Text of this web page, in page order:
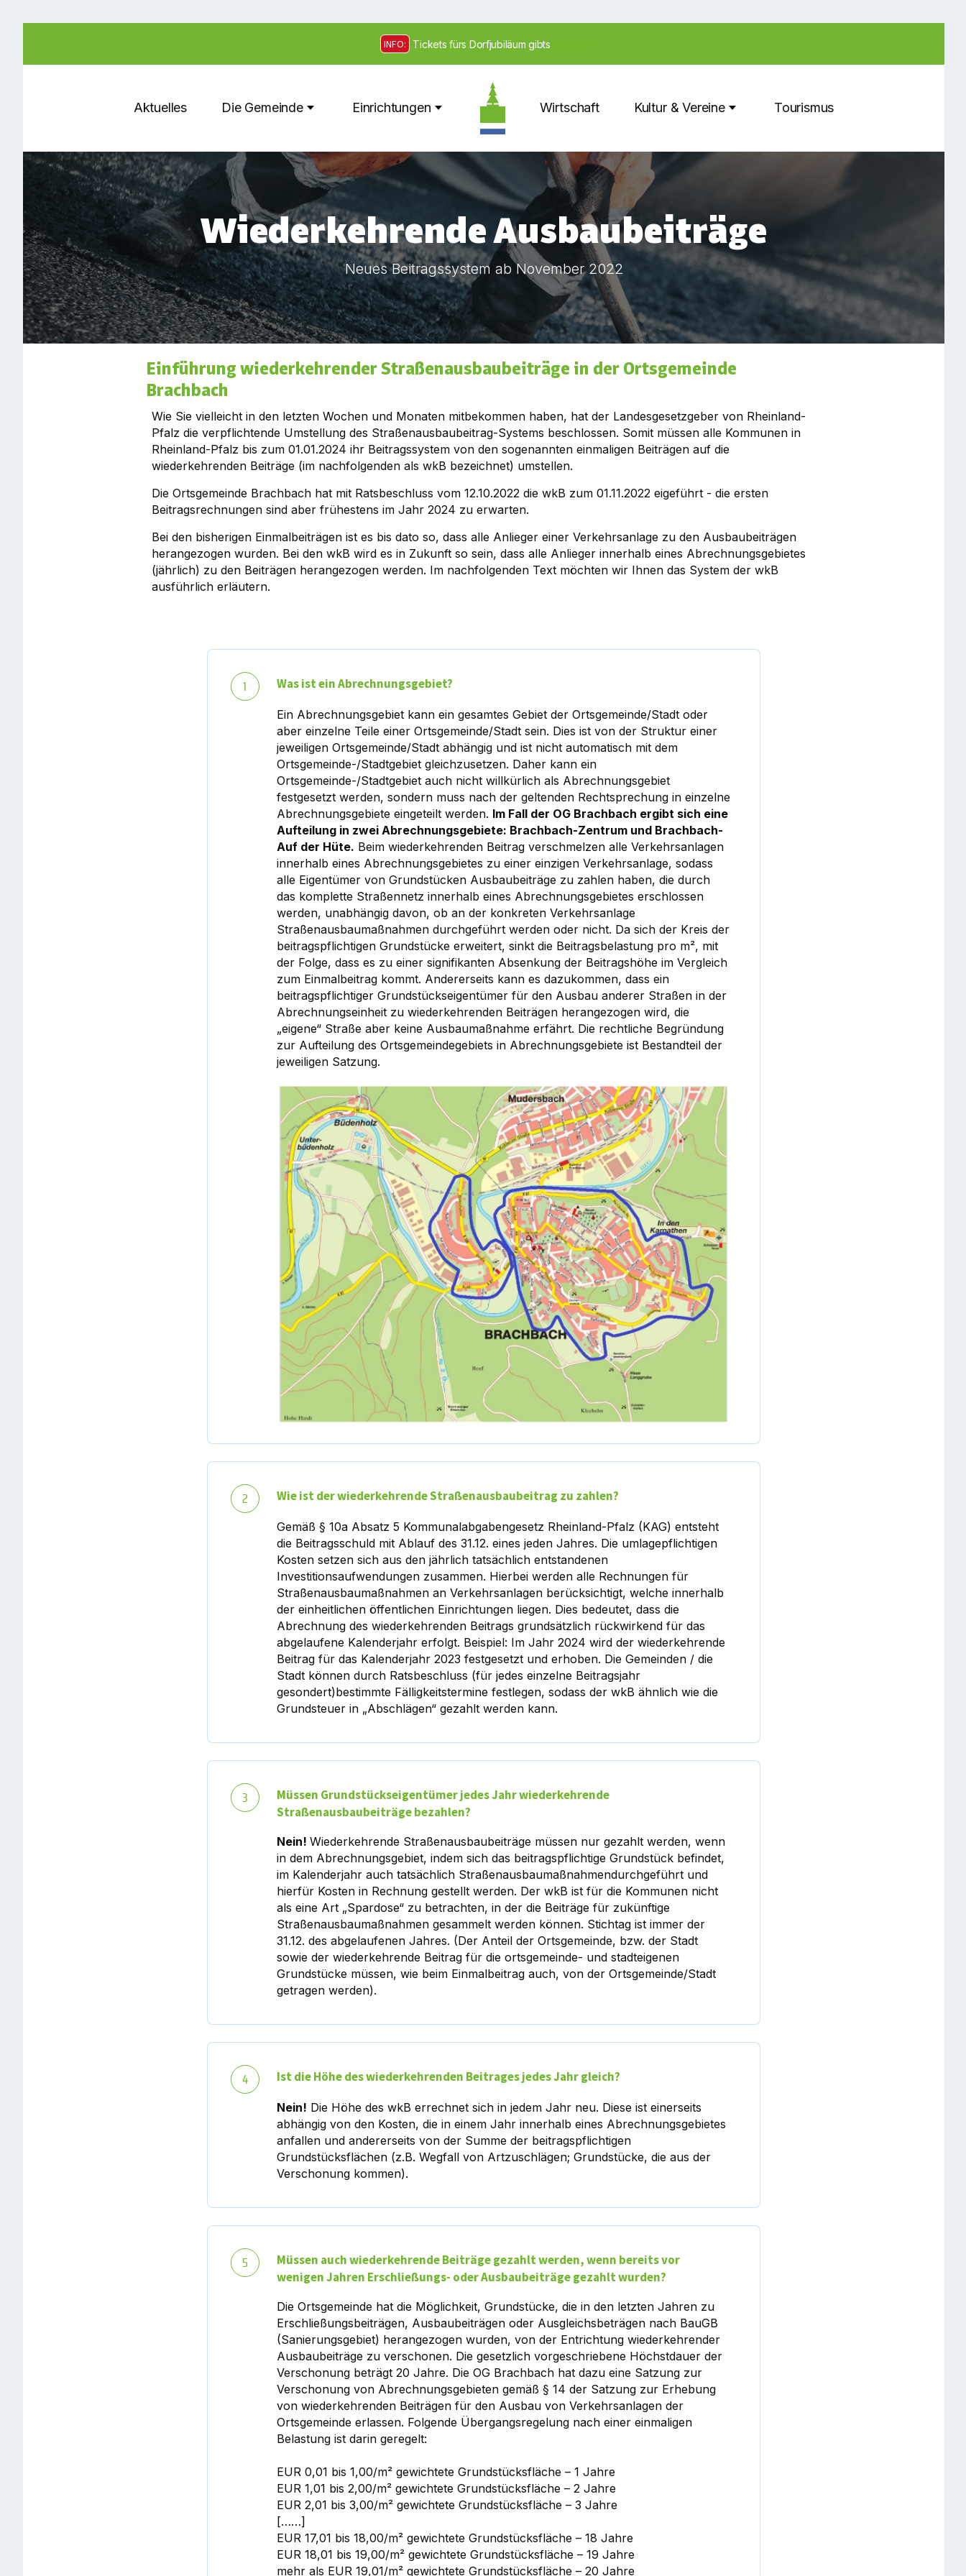
INFO: Tickets fürs Dorfjubiläum gibts
Aktuelles Die Gemeinde Einrichtungen Wirtschaft Kultur & Vereine Tourismus
Wiederkehrende Ausbaubeiträge
Neues Beitragssystem ab November 2022
Einführung wiederkehrender Straßenausbaubeiträge in der Ortsgemeinde
Brachbach
Wie Sie vielleicht in den letzten Wochen und Monaten mitbekommen haben, hat der Landesgesetzgeber von Rheinland-
Pfalz die verpflichtende Umstellung des Straßenausbaubeitrag-Systems beschlossen. Somit müssen alle Kommunen in
Rheinland-Pfalz bis zum 01.01.2024 ihr Beitragssystem von den sogenannten einmaligen Beiträgen auf die
wiederkehrenden Beiträge (im nachfolgenden als wkB bezeichnet) umstellen.
Die Ortsgemeinde Brachbach hat mit Ratsbeschluss vom 12.10.2022 die wkB zum 01.11.2022 eigeführt - die ersten
Beitragsrechnungen sind aber frühestens im Jahr 2024 zu erwarten.
Bei den bisherigen Einmalbeiträgen ist es bis dato so, dass alle Anlieger einer Verkehrsanlage zu den Ausbaubeiträgen
herangezogen wurden. Bei den wkB wird es in Zukunft so sein, dass alle Anlieger innerhalb eines Abrechnungsgebietes
(jährlich) zu den Beiträgen herangezogen werden. Im nachfolgenden Text möchten wir Ihnen das System der wkB
ausführlich erläutern.
1 Was ist ein Abrechnungsgebiet?
Ein Abrechnungsgebiet kann ein gesamtes Gebiet der Ortsgemeinde/Stadt oder
aber einzelne Teile einer Ortsgemeinde/Stadt sein. Dies ist von der Struktur einer
jeweiligen Ortsgemeinde/Stadt abhängig und ist nicht automatisch mit dem
Ortsgemeinde-/Stadtgebiet gleichzusetzen. Daher kann ein
Ortsgemeinde-/Stadtgebiet auch nicht willkürlich als Abrechnungsgebiet
festgesetzt werden, sondern muss nach der geltenden Rechtsprechung in einzelne
Abrechnungsgebiete eingeteilt werden. Im Fall der OG Brachbach ergibt sich eine
Aufteilung in zwei Abrechnungsgebiete: Brachbach-Zentrum und Brachbach-
Auf der Hüte. Beim wiederkehrenden Beitrag verschmelzen alle Verkehrsanlagen
innerhalb eines Abrechnungsgebietes zu einer einzigen Verkehrsanlage, sodass
alle Eigentümer von Grundstücken Ausbaubeiträge zu zahlen haben, die durch
das komplette Straßennetz innerhalb eines Abrechnungsgebietes erschlossen
werden, unabhängig davon, ob an der konkreten Verkehrsanlage
Straßenausbaumaßnahmen durchgeführt werden oder nicht. Da sich der Kreis der
beitragspflichtigen Grundstücke erweitert, sinkt die Beitragsbelastung pro m², mit
der Folge, dass es zu einer signifikanten Absenkung der Beitragshöhe im Vergleich
zum Einmalbeitrag kommt. Andererseits kann es dazukommen, dass ein
beitragspflichtiger Grundstückseigentümer für den Ausbau anderer Straßen in der
Abrechnungseinheit zu wiederkehrenden Beiträgen herangezogen wird, die
„eigene“ Straße aber keine Ausbaumaßnahme erfährt. Die rechtliche Begründung
zur Aufteilung des Ortsgemeindegebiets in Abrechnungsgebiete ist Bestandteil der
jeweiligen Satzung.
2 Wie ist der wiederkehrende Straßenausbaubeitrag zu zahlen?
Gemäß § 10a Absatz 5 Kommunalabgabengesetz Rheinland-Pfalz (KAG) entsteht
die Beitragsschuld mit Ablauf des 31.12. eines jeden Jahres. Die umlagepflichtigen
Kosten setzen sich aus den jährlich tatsächlich entstandenen
Investitionsaufwendungen zusammen. Hierbei werden alle Rechnungen für
Straßenausbaumaßnahmen an Verkehrsanlagen berücksichtigt, welche innerhalb
der einheitlichen öffentlichen Einrichtungen liegen. Dies bedeutet, dass die
Abrechnung des wiederkehrenden Beitrags grundsätzlich rückwirkend für das
abgelaufene Kalenderjahr erfolgt. Beispiel: Im Jahr 2024 wird der wiederkehrende
Beitrag für das Kalenderjahr 2023 festgesetzt und erhoben. Die Gemeinden / die
Stadt können durch Ratsbeschluss (für jedes einzelne Beitragsjahr
gesondert)bestimmte Fälligkeitstermine festlegen, sodass der wkB ähnlich wie die
Grundsteuer in „Abschlägen“ gezahlt werden kann.
3
Müssen Grundstückseigentümer jedes Jahr wiederkehrende
Straßenausbaubeiträge bezahlen?
Nein! Wiederkehrende Straßenausbaubeiträge müssen nur gezahlt werden, wenn
in dem Abrechnungsgebiet, indem sich das beitragspflichtige Grundstück befindet,
im Kalenderjahr auch tatsächlich Straßenausbaumaßnahmendurchgeführt und
hierfür Kosten in Rechnung gestellt werden. Der wkB ist für die Kommunen nicht
als eine Art „Spardose“ zu betrachten, in der die Beiträge für zukünftige
Straßenausbaumaßnahmen gesammelt werden können. Stichtag ist immer der
31.12. des abgelaufenen Jahres. (Der Anteil der Ortsgemeinde, bzw. der Stadt
sowie der wiederkehrende Beitrag für die ortsgemeinde- und stadteigenen
Grundstücke müssen, wie beim Einmalbeitrag auch, von der Ortsgemeinde/Stadt
getragen werden).
4 Ist die Höhe des wiederkehrenden Beitrages jedes Jahr gleich?
Nein! Die Höhe des wkB errechnet sich in jedem Jahr neu. Diese ist einerseits
abhängig von den Kosten, die in einem Jahr innerhalb eines Abrechnungsgebietes
anfallen und andererseits von der Summe der beitragspflichtigen
Grundstücksflächen (z.B. Wegfall von Artzuschlägen; Grundstücke, die aus der
Verschonung kommen).
5
Müssen auch wiederkehrende Beiträge gezahlt werden, wenn bereits vor
wenigen Jahren Erschließungs- oder Ausbaubeiträge gezahlt wurden?
Die Ortsgemeinde hat die Möglichkeit, Grundstücke, die in den letzten Jahren zu
Erschließungsbeiträgen, Ausbaubeiträgen oder Ausgleichsbeträgen nach BauGB
(Sanierungsgebiet) herangezogen wurden, von der Entrichtung wiederkehrender
Ausbaubeiträge zu verschonen. Die gesetzlich vorgeschriebene Höchstdauer der
Verschonung beträgt 20 Jahre. Die OG Brachbach hat dazu eine Satzung zur
Verschonung von Abrechnungsgebieten gemäß § 14 der Satzung zur Erhebung
von wiederkehrenden Beiträgen für den Ausbau von Verkehrsanlagen der
Ortsgemeinde erlassen. Folgende Übergangsregelung nach einer einmaligen
Belastung ist darin geregelt:
EUR 0,01 bis 1,00/m² gewichtete Grundstücksfläche – 1 Jahre
EUR 1,01 bis 2,00/m² gewichtete Grundstücksfläche – 2 Jahre
EUR 2,01 bis 3,00/m² gewichtete Grundstücksfläche – 3 Jahre
[……]
EUR 17,01 bis 18,00/m² gewichtete Grundstücksfläche – 18 Jahre
EUR 18,01 bis 19,00/m² gewichtete Grundstücksfläche – 19 Jahre
mehr als EUR 19,01/m² gewichtete Grundstücksfläche – 20 Jahre